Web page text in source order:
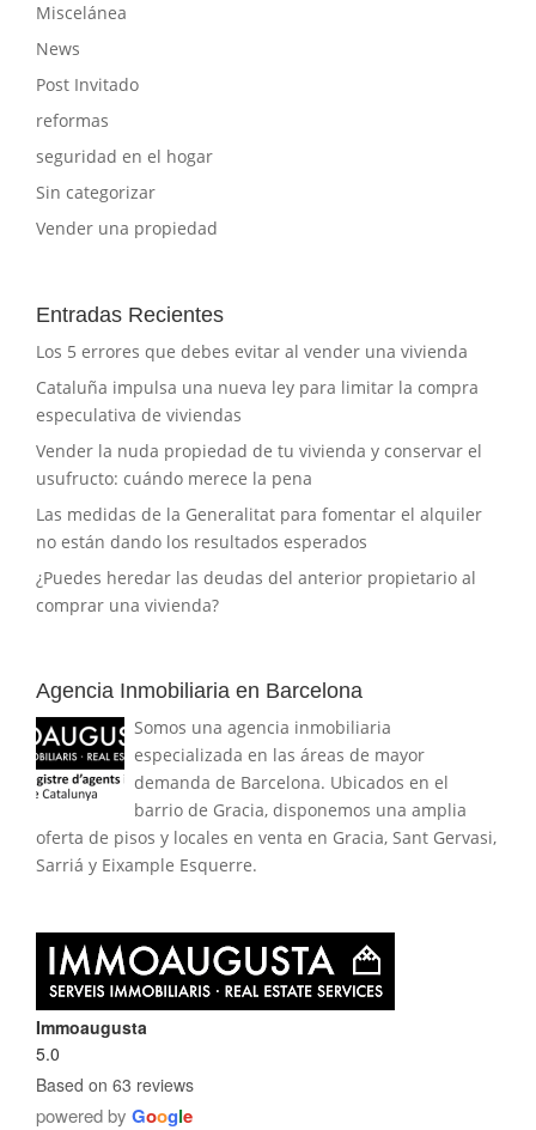
Miscelánea
News
Post Invitado
reformas
seguridad en el hogar
Sin categorizar
Vender una propiedad
Entradas Recientes
Los 5 errores que debes evitar al vender una vivienda
Cataluña impulsa una nueva ley para limitar la compra
especulativa de viviendas
Vender la nuda propiedad de tu vivienda y conservar el
usufructo: cuándo merece la pena
Las medidas de la Generalitat para fomentar el alquiler
no están dando los resultados esperados
¿Puedes heredar las deudas del anterior propietario al
comprar una vivienda?
Agencia Inmobiliaria en Barcelona
Somos una agencia inmobiliaria
especializada en las áreas de mayor
demanda de Barcelona. Ubicados en el
barrio de Gracia, disponemos una amplia
oferta de pisos y locales en venta en Gracia, Sant Gervasi,
Sarriá y Eixample Esquerre.
Immoaugusta
5.0
Based on 63 reviews
powered by Google